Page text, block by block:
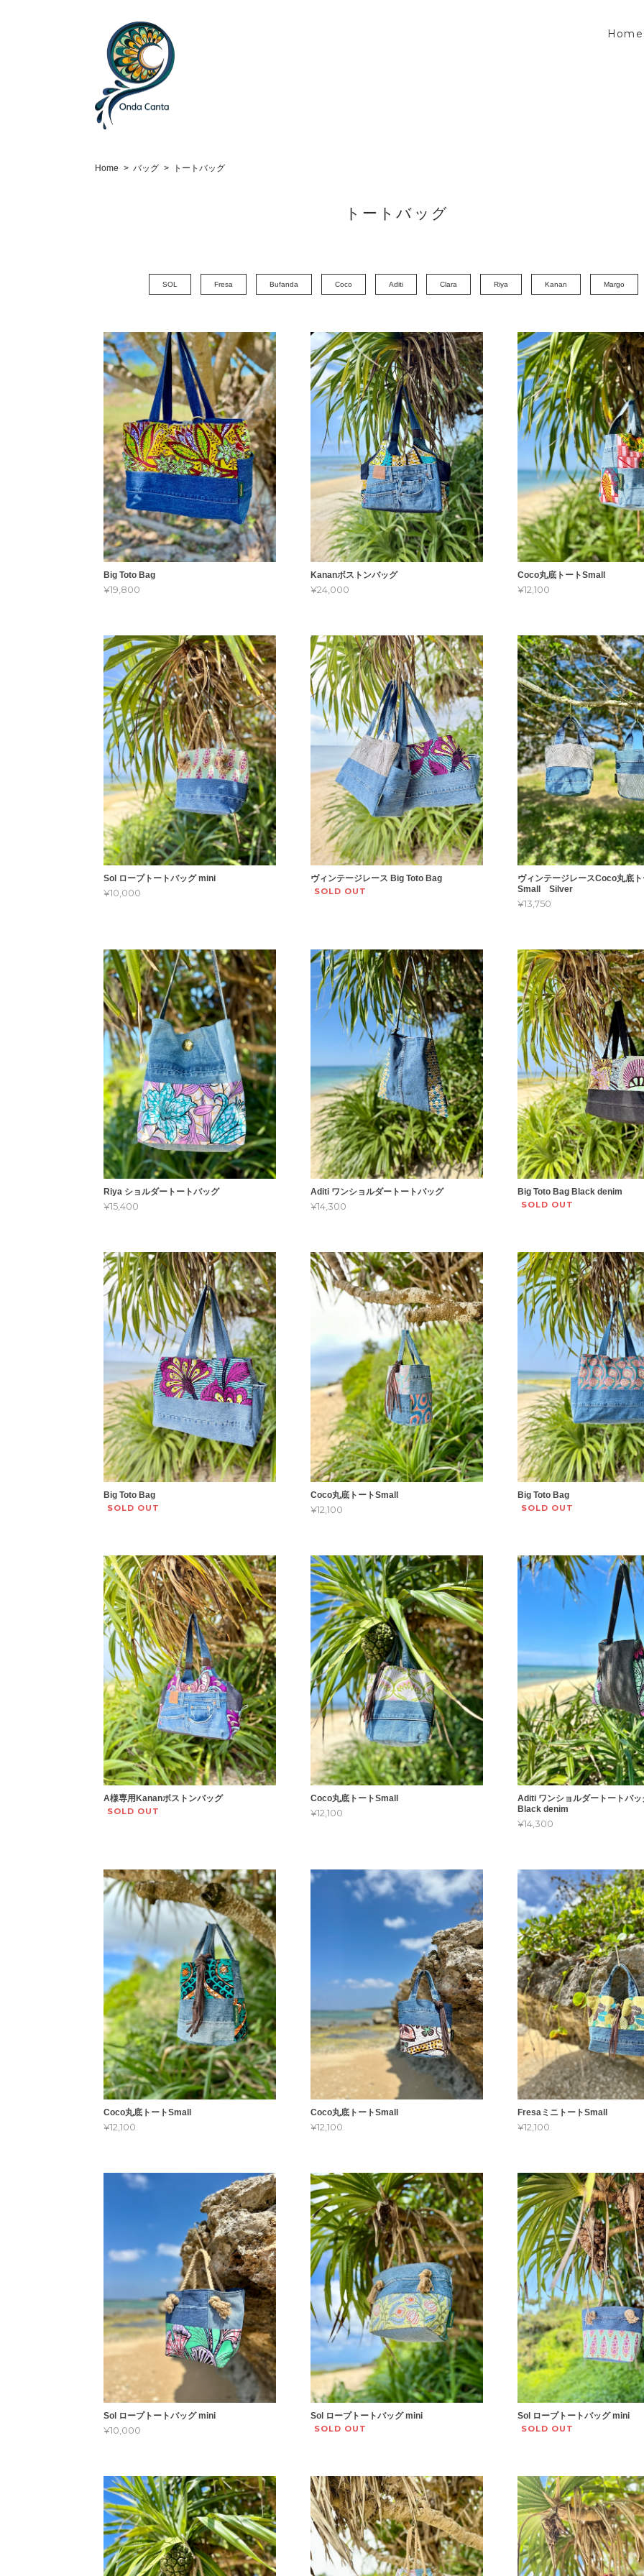
Home
Home バッグ トートバッグ
トートバッグ
SOL Fresa Bufanda Coco Aditi Clara Riya Kanan Margo
Big Toto Bag
¥19,800
Kananボストンバッグ
¥24,000
Coco丸底トートSmall
¥12,100
Sol ロープトートバッグ mini
¥10,000
ヴィンテージレース Big Toto Bag
SOLD OUT
ヴィンテージレースCoco丸底
Small Silver
¥13,750
Riya ショルダートートバッグ
¥15,400
Aditi ワンショルダートートバッグ
¥14,300
Big Toto Bag Black denim
SOLD OUT
Big Toto Bag
SOLD OUT
Coco丸底トートSmall
¥12,100
Big Toto Bag
SOLD OUT
A様専用Kananボストンバッグ
SOLD OUT
Coco丸底トートSmall
¥12,100
Aditi ワンショルダートートバッ
Black denim
¥14,300
Coco丸底トートSmall
¥12,100
Coco丸底トートSmall
¥12,100
FresaミニトートSmall
¥12,100
Sol ロープトートバッグ mini
¥10,000
Sol ロープトートバッグ mini
SOLD OUT
Sol ロープトートバッグ mini
SOLD OUT